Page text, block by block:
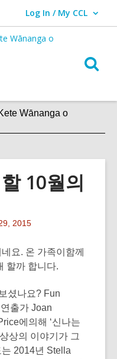
Log In / My CCL
User Log In / My CCL.
Wānanga o
10월의
2015
요. 온 가족이함께
할까 합니다.
셨나요? Fun
출가 Joan
에의해 ‘신나는
상의 이야기가 그
2014년 Stella